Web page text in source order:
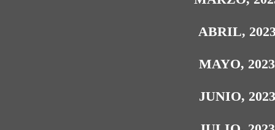
ABRIL,
MAYO, 2023
JUNIO, 2023